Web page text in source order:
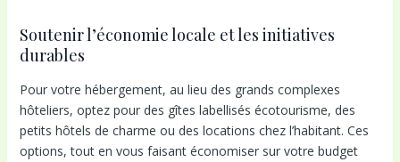
Soutenir l’économie locale et les initiatives
durables
Pour votre hébergement, au lieu des grands complexes
hôteliers, optez pour des gîtes labellisés écotourisme, des
petits hôtels de charme ou des locations chez l’habitant. Ces
options, tout en vous faisant économiser sur votre budget